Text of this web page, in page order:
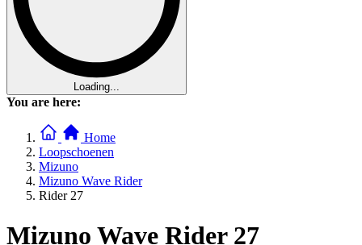
Loading...
You are here:
Home
Loopschoenen
Mizuno
Mizuno Wave Rider
Rider 27
Mizuno Wave Rider 27